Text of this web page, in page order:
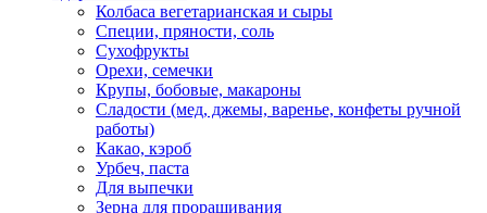
Колбаса вегетарианская и сыры
Специи, пряности, соль
Сухофрукты
Орехи, семечки
Крупы, бобовые, макароны
Сладости (мед, джемы, варенье, конфеты ручной
работы)
Какао, кэроб
Урбеч, паста
Для выпечки
Зерна для проращивания